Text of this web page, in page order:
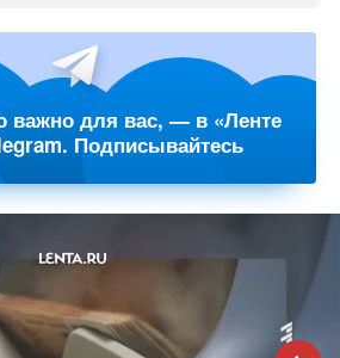
важно для вас, — в «Ленте
Подписывайтесь